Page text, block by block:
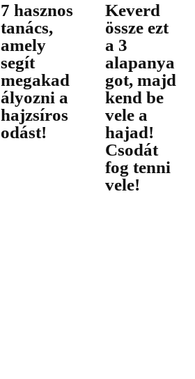
7 hasznos
tanács,
amely
segít
megakad
ályozni a
hajzsíros
odást!
Keverd
össze ezt
a 3
alapanya
got, majd
kend be
vele a
hajad!
Csodát
fog tenni
vele!